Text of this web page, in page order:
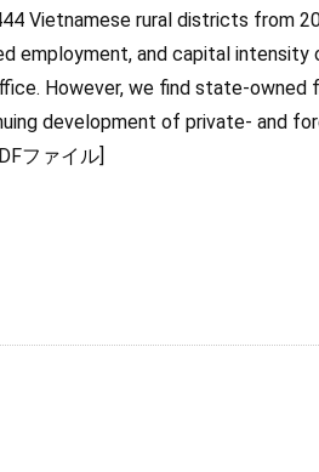
Vietnamese rural districts from
employment, and capital
However, we find state-
development of private- and
ファイル]